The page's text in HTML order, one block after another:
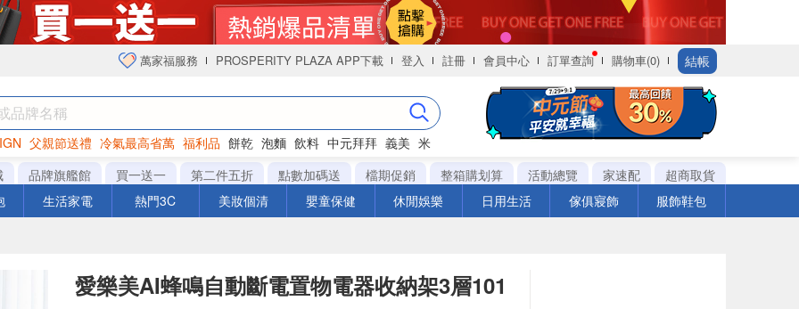
萬家福服務 PROSPERITY PLAZA APP下載 登入 註冊 會員中心 訂單查詢 購物車(0) 結帳
父親節送禮 冷氣最高省萬 福利品 餅乾 泡麵 飲料 中元拜拜 義美 米
衛生紙
品牌旗艦館 買一送一 第二件五折 點數加碼送 檔期促銷 整箱購划算 活動總覽 家速配
超商取貨
生活家電 熱門3C 美妝個清 嬰童保健 休閒娛樂 日用生活 傢俱寢飾 服飾鞋包
愛樂美AI蜂鳴自動斷電置物電器收納架3層101